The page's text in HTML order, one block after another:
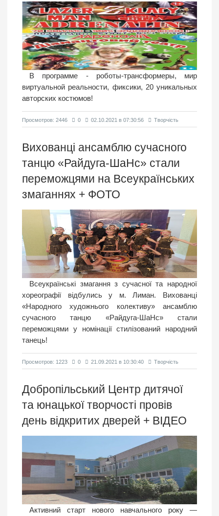
В программе - роботы-трансформеры, мир
виртуальной реальности, фиксики, 20 уникальных
авторских костюмов!
Просмотров: 2446 0 02.10.2021 в 07:30:56 Творчість
Вихованці ансамблю сучасного
танцю «Райдуга-ШаНс» стали
переможцями на Всеукраїнських
змаганнях + ФОТО
Всеукраїнські змагання з сучасної та народної
хореографії відбулись у м. Лиман. Вихованці
«Народного художнього колективу» ансамблю
сучасного танцю «Райдуга-ШаНс» стали
переможцями у номінації стилізований народний
танець!
Просмотров: 1223 0 21.09.2021 в 10:30:40 Творчість
Добропільський Центр дитячої
та юнацької творчості провів
день відкритих дверей + ВІДЕО
Активний старт нового навчального року —